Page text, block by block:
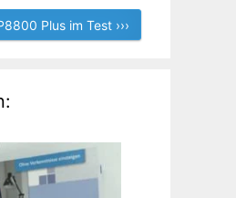
Plus im Test ›››